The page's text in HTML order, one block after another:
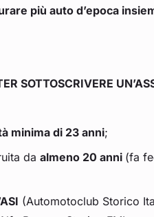
più auto d’epoca
SOTTOSCRIVERE
minima di 23 anni;
daalmeno 20 anni (fa
(Automotoclub Storico